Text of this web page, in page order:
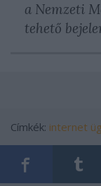
a Nemzeti
tehető
Címkék: internet